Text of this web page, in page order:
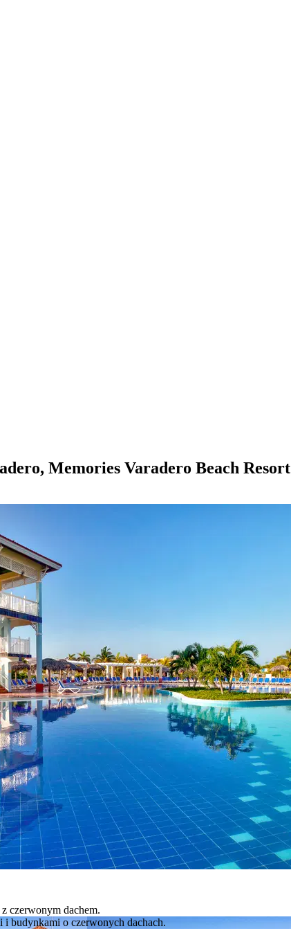
Memories Varadero Beach Resort